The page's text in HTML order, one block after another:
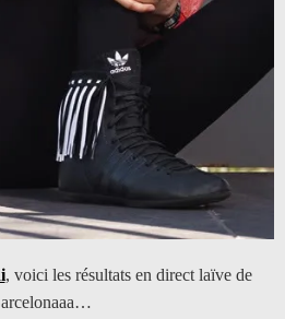
, voici les résultats en direct laïve de